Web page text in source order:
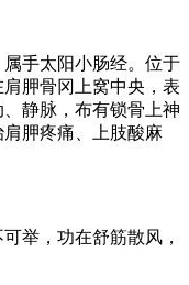
手太阳小肠经。位于
胛骨冈上窝中央，表
静脉，布有锁骨上神
胛疼痛、上肢酸麻
举，功在舒筋散风，